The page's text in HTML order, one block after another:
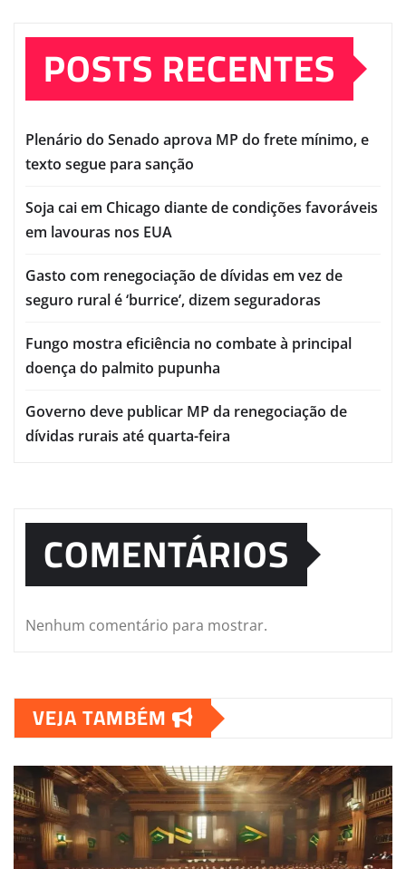
POSTS RECENTES
Plenário do Senado aprova MP do frete mínimo, e
texto segue para sanção
Soja cai em Chicago diante de condições favoráveis
em lavouras nos EUA
Gasto com renegociação de dívidas em vez de
seguro rural é ‘burrice’, dizem seguradoras
Fungo mostra eficiência no combate à principal
doença do palmito pupunha
Governo deve publicar MP da renegociação de
dívidas rurais até quarta-feira
COMENTÁRIOS
Nenhum comentário para mostrar.
VEJA TAMBÉM